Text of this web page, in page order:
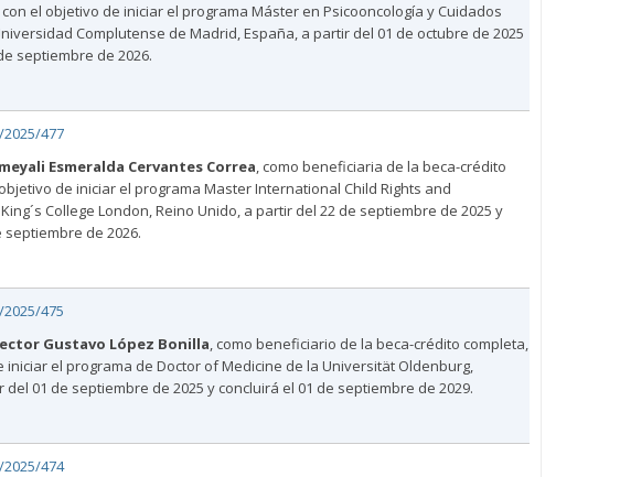
el objetivo de iniciar el programa Máster en Psicooncología y Cuidados
Complutense de Madrid, España, a partir del 01 de octubre de 2025
septiembre de 2026.
477
Esmeralda Cervantes Correa, como beneficiaria de la beca-crédito
de iniciar el programa Master International Child Rights and
College London, Reino Unido, a partir del 22 de septiembre de 2025 y
septiembre de 2026.
475
Gustavo López Bonilla, como beneficiario de la beca-crédito completa,
iniciar el programa de Doctor of Medicine de la Universität Oldenburg,
del 01 de septiembre de 2025 y concluirá el 01 de septiembre de 2029.
474